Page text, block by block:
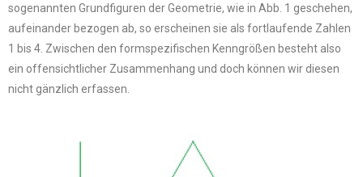
sogenannten Grundfiguren der Geometrie, wie in Abb. 1 geschehen,
aufeinander bezogen ab, so erscheinen sie als fortlaufende Zahlen
1 bis 4. Zwischen den formspezifischen Kenngrößen besteht also
ein offensichtlicher Zusammenhang und doch können wir diesen
nicht gänzlich erfassen.